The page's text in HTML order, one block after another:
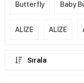
Butterfly Baby
ALİZE ALİZE
Sırala